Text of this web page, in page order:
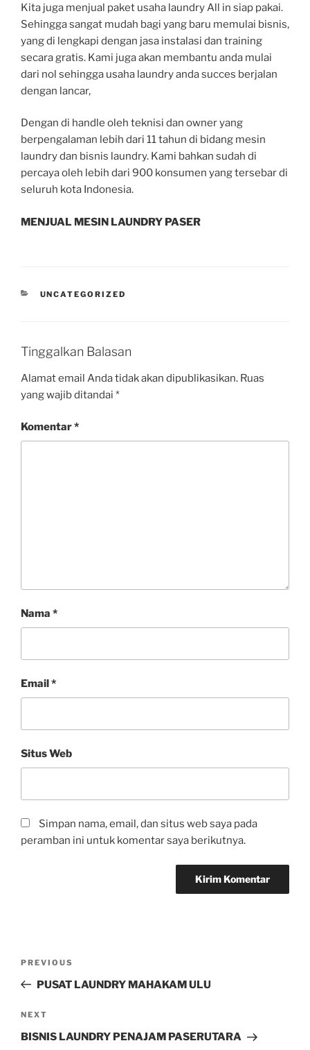
Kita juga menjual paket usaha laundry All in siap pakai.
Sehingga sangat mudah bagi yang baru memulai bisnis,
yang di lengkapi dengan jasa instalasi dan training
secara gratis. Kami juga akan membantu anda mulai
dari nol sehingga usaha laundry anda succes berjalan
dengan lancar,
Dengan di handle oleh teknisi dan owner yang
berpengalaman lebih dari 11 tahun di bidang mesin
laundry dan bisnis laundry. Kami bahkan sudah di
percaya oleh lebih dari 900 konsumen yang tersebar di
seluruh kota Indonesia.
MENJUAL MESIN LAUNDRY PASER
UNCATEGORIZED
Tinggalkan Balasan
Alamat email Anda tidak akan dipublikasikan. Ruas
yang wajib ditandai *
Komentar*
Nama *
Email*
Situs Web
Simpan nama, email, dan situs web saya pada
peramban ini untuk komentar saya berikutnya.
PREVIOUS
PUSAT LAUNDRY MAHAKAM ULU
NEXT
BISNIS LAUNDRY PENAJAM PASERUTARA